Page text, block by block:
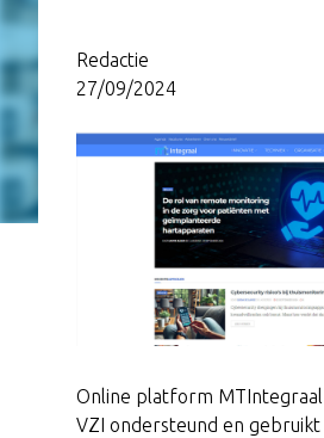
Redactie
27/09/2024
Online platform
VZI ondersteund en